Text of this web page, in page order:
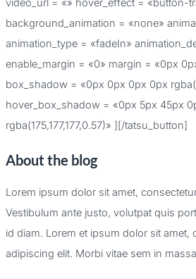
video_url = «» hover_effect = «button-
background_animation = «none»
animation_type = «fadeIn»
enable_margin = «0» margin = «0px
box_shadow = «0px 0px 0px 0px
hover_box_shadow = «0px 5px 45px
rgba(175,177,177,0.57)» ][/tatsu_button]
About the blog
Lorem ipsum dolor sit amet,
Vestibulum ante justo, volutpat quis
id diam. Lorem et ipsum dolor sit amet,
adipiscing elit. Morbi vitae sem in